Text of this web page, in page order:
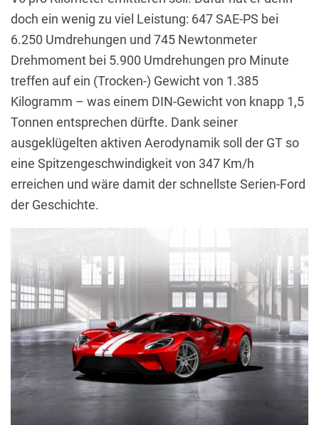
doch ein wenig zu viel Leistung: 647 SAE-PS bei
6.250 Umdrehungen und 745 Newtonmeter
Drehmoment bei 5.900 Umdrehungen pro Minute
treffen auf ein (Trocken-) Gewicht von 1.385
Kilogramm – was einem DIN-Gewicht von knapp 1,5
Tonnen entsprechen dürfte. Dank seiner
ausgeklügelten aktiven Aerodynamik soll der GT so
eine Spitzengeschwindigkeit von 347 Km/h
erreichen und wäre damit der schnellste Serien-Ford
der Geschichte.